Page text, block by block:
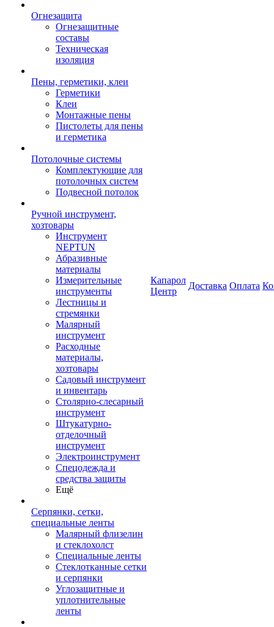
Огнезащита
Огнезащитные
составы
Техническая
изоляция
Пены, герметики, клеи
Герметики
Клеи
Монтажные пены
Пистолеты для пены
и герметика
Потолочные системы
Комплектующие для
потолочных систем
Подвесной потолок
Ручной инструмент,
хозтовары
Инструмент
NEPTUN
Абразивные
материалы
Измерительные
инструменты
Лестницы и
стремянки
Малярный
инструмент
Расходные
материалы,
хозтовары
Садовый инструмент
и инвентарь
Столярно-слесарный
инструмент
Штукатурно-
отделочный
инструмент
Электроинструмент
Спецодежда и
средства защиты
Ещё
Серпянки, сетки,
специальные ленты
Малярный флизелин
и стеклохолст
Специальные ленты
Стеклотканные сетки
и серпянки
Углозащитные и
уплотнительные
ленты
Капарол
Центр
Доставка Оплата